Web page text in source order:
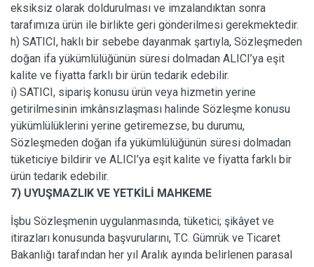
eksiksiz olarak doldurulması ve imzalandıktan sonra
tarafımıza ürün ile birlikte geri gönderilmesi gerekmektedir.
h) SATICI, haklı bir sebebe dayanmak şartıyla, Sözleşmeden
doğan ifa yükümlülüğünün süresi dolmadan ALICI’ya eşit
kalite ve fiyatta farklı bir ürün tedarik edebilir.
i) SATICI, sipariş konusu ürün veya hizmetin yerine
getirilmesinin imkânsızlaşması halinde Sözleşme konusu
yükümlülüklerini yerine getiremezse, bu durumu,
Sözleşmeden doğan ifa yükümlülüğünün süresi dolmadan
tüketiciye bildirir ve ALICI’ya eşit kalite ve fiyatta farklı bir
ürün tedarik edebilir.
7) UYUŞMAZLIK VE YETKİLİ MAHKEME
İşbu Sözleşmenin uygulanmasında, tüketici; şikâyet ve
itirazları konusunda başvurularını, T.C. Gümrük ve Ticaret
Bakanlığı tarafından her yıl Aralık ayında belirlenen parasal